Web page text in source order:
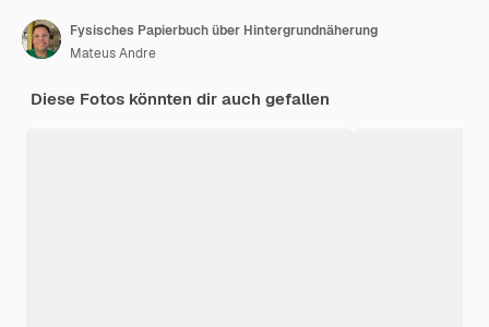
Fysisches Papierbuch über Hintergrundnäherung
Mateus Andre
Diese Fotos könnten dir auch gefallen